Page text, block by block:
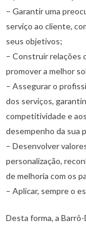
– Garantir uma
serviço ao cliente,
seus objetivos;
– Construir relações
promover a melhor
– Assegurar o
dos serviços,
competitividade e
desempenho da sua
– Desenvolver
personalização,
de melhoria com os
– Aplicar, sempre o
Desta forma, a